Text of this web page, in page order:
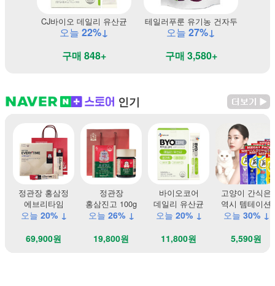
CJ바이오 데일리 유산균
오늘 22%↓
구매 848+
테일러푸룬 유기농 건자두
오늘 27%↓
구매 3,580+
인기
정관장 홍삼정
에브리타임
오늘 20% ↓
69,900원
정관장
홍삼진고 100g
오늘 26% ↓
19,800원
바이오코어
데일리 유산균
오늘 20% ↓
11,800원
고양이 간식은
역시 템테이션
오늘 30% ↓
5,590원